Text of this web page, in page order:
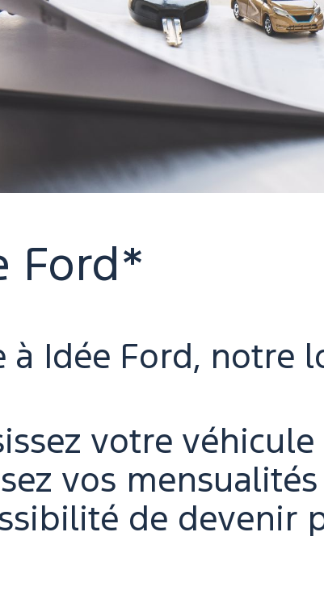
Ford*
à Idée Ford, notre
votre
vos
de devenir